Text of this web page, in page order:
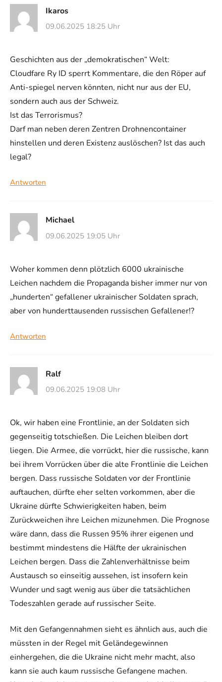
Ikaros
09.06.2025 18:25 Uhr
Geschichten aus der „demokratischen“ Welt:
Cloudfare Ry ID sperrt Kommentare, die den Röper auf
Anti-spiegel nerven könnten, nicht nur aus der EU,
sondern auch aus der Schweiz.
Ist das Terrorismus?
Darf man neben deren Zentren Drohnencontainer
hinstellen und deren Existenz auslöschen? Ist das auch
legal?
Antworten
Michael
09.06.2025 19:05 Uhr
Woher kommen denn plötzlich 6000 ukrainische
Leichen nachdem die Propaganda bisher immer nur von
„hunderten“ gefallener ukrainischer Soldaten sprach,
aber von hunderttausenden russischen Gefallener!?
Antworten
Ralf
09.06.2025 19:08 Uhr
Ok, wir haben eine Frontlinie, an der Soldaten sich
gegenseitig totschießen. Die Leichen bleiben dort
liegen. Die Armee, die vorrückt, hier die russische, kann
bei ihrem Vorrücken über die alte Frontlinie die Leichen
bergen. Dass russische Soldaten vor der Frontlinie
auftauchen, dürfte eher selten vorkommen, aber die
Ukraine dürfte Schwierigkeiten haben, beim
Zurückweichen ihre Leichen mizunehmen. Die Prognose
wäre dann, dass die Russen 95% ihrer eigenen und
bestimmt mindestens die Hälfte der ukrainischen
Leichen bergen. Dass die Zahlenverhältnisse beim
Austausch so einseitig aussehen, ist insofern kein
Wunder und sagt wenig aus über die tatsächlichen
Todeszahlen gerade auf russischer Seite.
Mit den Gefangennahmen sieht es ähnlich aus, auch die
müssten in der Regel mit Geländegewinnen
einhergehen, die die Ukraine nicht mehr macht, also
kann sie auch kaum russische Gefangene machen.